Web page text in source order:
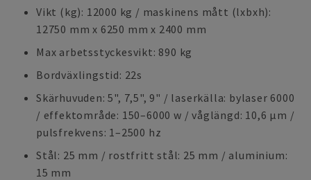
Vikt (kg): 12000 kg / maskinens mått (lxbxh):
12750 mm x 6250 mm x 2400 mm
Max arbetsstyckesvikt: 890 kg
Bordväxlingstid: 22s
Skärhuvuden: 5", 7,5", 9" / laserkälla: bylaser 6000
/ effektområde: 150–6000 w / våglängd: 10,6 µm /
pulsfrekvens: 1–2500 hz
Stål: 25 mm / rostfritt stål: 25 mm / aluminium:
15 mm